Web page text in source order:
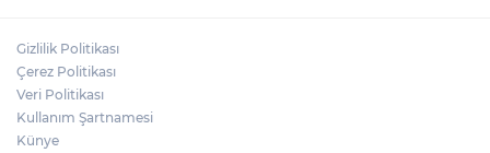
Gizlilik Politikası
Çerez Politikası
Veri Politikası
Kullanım Şartnamesi
Künye